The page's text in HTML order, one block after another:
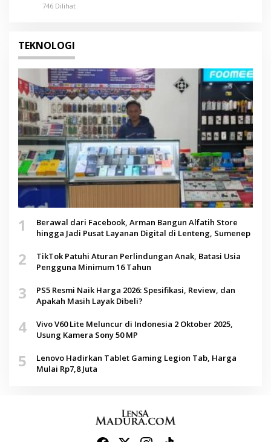
746 Dilihat
TEKNOLOGI
1
Berawal dari Facebook, Arman Bangun Alfatih Store
hingga Jadi Pusat Layanan Digital di Lenteng, Sumenep
2
TikTok Patuhi Aturan Perlindungan Anak, Batasi Usia
Pengguna Minimum 16 Tahun
3
PS5 Resmi Naik Harga 2026: Spesifikasi, Review, dan
Apakah Masih Layak Dibeli?
4
Vivo V60 Lite Meluncur di Indonesia 2 Oktober 2025,
Usung Kamera Sony 50 MP
5
Lenovo Hadirkan Tablet Gaming Legion Tab, Harga
Mulai Rp7,8 Juta